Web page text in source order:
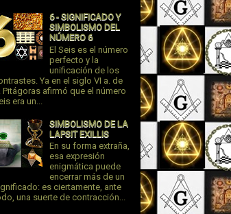
6 - SIGNIFICADO Y
SIMBOLISMO DEL
NÚMERO 6
El Seis es el número
perfecto y la
unificación de los
Ya en el siglo VI a. de
Pitágoras afirmó que el número
era un...
SIMBOLISMO DE LA
LAPSIT EXILLIS
En su forma extraña,
esa expresión
enigmática puede
encerrar más de un
es ciertamente, ante
una suerte de contracción...